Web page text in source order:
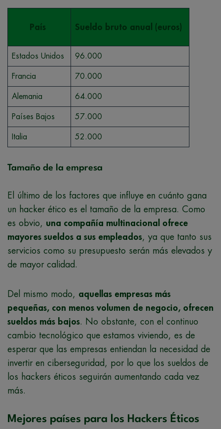
País Sueldo bruto anual (euros)
Estados Unidos 96.000
Francia 70.000
Alemania 64.000
Países Bajos 57.000
Italia 52.000
Tamaño de la empresa
El último de los factores que influye en cuánto gana
un hacker ético es el tamaño de la empresa. Como
es obvio, una compañía multinacional ofrece
mayores sueldos a sus empleados , ya que tanto sus
servicios como su presupuesto serán más elevados y
de mayor calidad.
Del mismo modo, aquellas empresas más
pequeñas, con menos volumen de negocio, ofrecen
sueldos más bajos . No obstante, con el continuo
cambio tecnológico que estamos viviendo, es de
esperar que las empresas entiendan la necesidad de
invertir en ciberseguridad, por lo que los sueldos de
los hackers éticos seguirán aumentando cada vez
más.
Mejores países para los Hackers Éticos